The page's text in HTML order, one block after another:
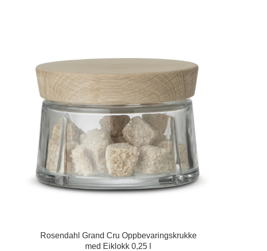
Rosendahl Grand Cru Oppbevaringskrukke
med Eiklokk 0,25 l